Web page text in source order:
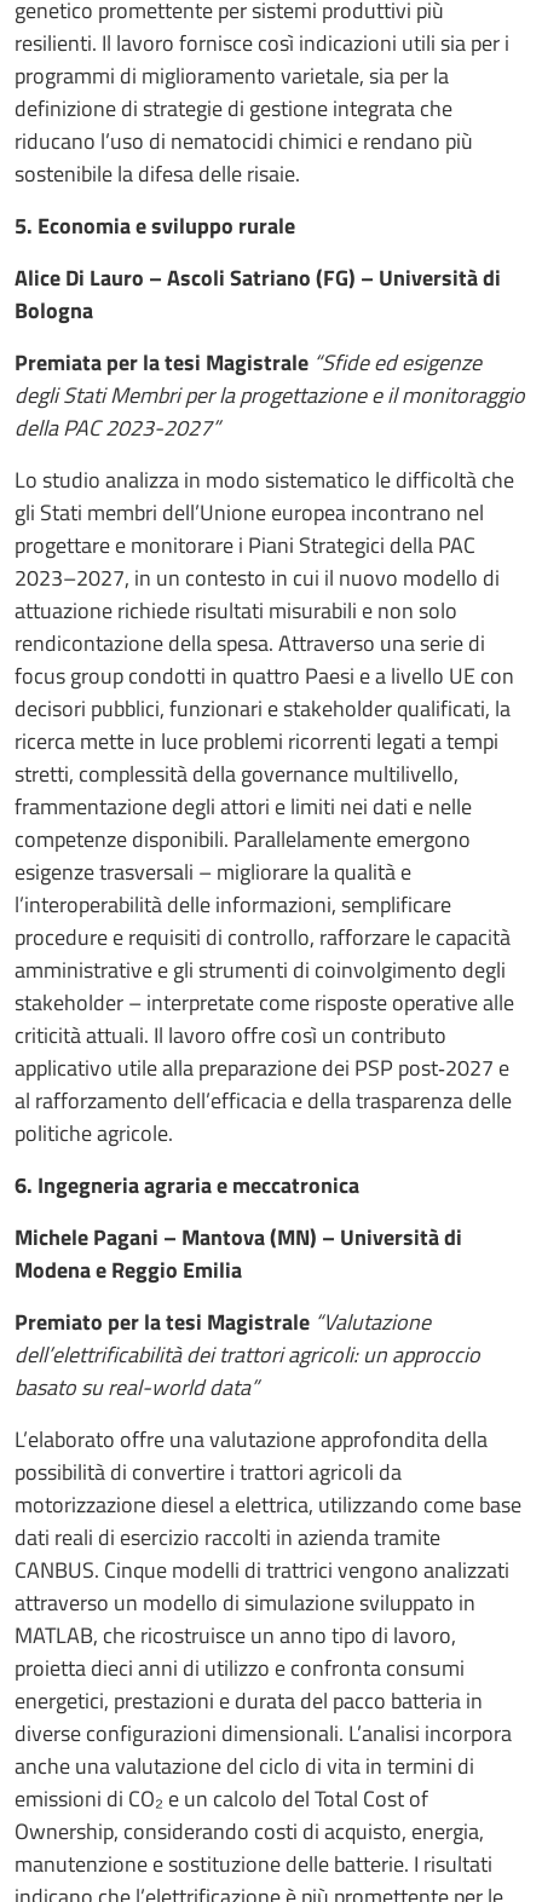
genetico promettente per sistemi produttivi più
resilienti. Il lavoro fornisce così indicazioni utili sia per i
programmi di miglioramento varietale, sia per la
definizione di strategie di gestione integrata che
riducano l’uso di nematocidi chimici e rendano più
sostenibile la difesa delle risaie.
5. Economia e sviluppo rurale
Alice Di Lauro – Ascoli Satriano (FG) – Università di
Bologna
Premiata per la tesi Magistrale “Sfide ed esigenze
degli Stati Membri per la progettazione e il monitoraggio
della PAC 2023-2027”
Lo studio analizza in modo sistematico le difficoltà che
gli Stati membri dell’Unione europea incontrano nel
progettare e monitorare i Piani Strategici della PAC
2023–2027, in un contesto in cui il nuovo modello di
attuazione richiede risultati misurabili e non solo
rendicontazione della spesa. Attraverso una serie di
focus group condotti in quattro Paesi e a livello UE con
decisori pubblici, funzionari e stakeholder qualificati, la
ricerca mette in luce problemi ricorrenti legati a tempi
stretti, complessità della governance multilivello,
frammentazione degli attori e limiti nei dati e nelle
competenze disponibili. Parallelamente emergono
esigenze trasversali – migliorare la qualità e
l’interoperabilità delle informazioni, semplificare
procedure e requisiti di controllo, rafforzare le capacità
amministrative e gli strumenti di coinvolgimento degli
stakeholder – interpretate come risposte operative alle
criticità attuali. Il lavoro offre così un contributo
applicativo utile alla preparazione dei PSP post‑2027 e
al rafforzamento dell’efficacia e della trasparenza delle
politiche agricole.
6. Ingegneria agraria e meccatronica
Michele Pagani – Mantova (MN) – Università di
Modena e Reggio Emilia
Premiato per la tesi Magistrale “Valutazione
dell’elettrificabilità dei trattori agricoli: un approccio
basato su real-world data”
L’elaborato offre una valutazione approfondita della
possibilità di convertire i trattori agricoli da
motorizzazione diesel a elettrica, utilizzando come base
dati reali di esercizio raccolti in azienda tramite
CANBUS. Cinque modelli di trattrici vengono analizzati
attraverso un modello di simulazione sviluppato in
MATLAB, che ricostruisce un anno tipo di lavoro,
proietta dieci anni di utilizzo e confronta consumi
energetici, prestazioni e durata del pacco batteria in
diverse configurazioni dimensionali. L’analisi incorpora
anche una valutazione del ciclo di vita in termini di
emissioni di CO₂ e un calcolo del Total Cost of
Ownership, considerando costi di acquisto, energia,
manutenzione e sostituzione delle batterie. I risultati